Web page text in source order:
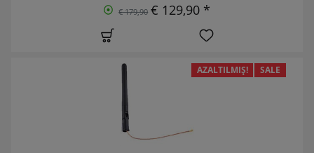
€ 179,90 € 129,90 *
AZALTILMIŞ! SALE